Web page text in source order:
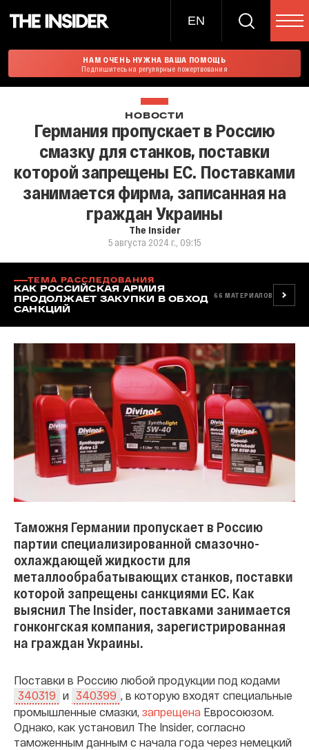
EN
НАМ ОЧЕНЬ НУЖНА ВАША ПОМОЩЬ
Подпишитесь на регулярные пожертвования
НОВОСТИ
Германия пропускает в Россию
смазку для станков, поставки
которой запрещены ЕС. Поставками
занимается фирма, записанная на
граждан Украины
The Insider
5 августа 2024 г., 09:15
ТЕМА РАССЛЕДОВАНИЯ
КАК РОССИЙСКАЯ АРМИЯ
ПРОДОЛЖАЕТ ЗАКУПКИ В ОБХОД
САНКЦИЙ
66 МАТЕРИАЛОВ
Таможня Германии пропускает в Россию
партии специализированной смазочно-
охлаждающей жидкости для
металлообрабатывающих станков, поставки
которой запрещены санкциями ЕС. Как
выяснил The Insider, поставками занимается
гонконгская компания, зарегистрированная
на граждан Украины.
Поставки в Россию любой продукции под кодами
340319 и 340399
, в которую входят специальные
промышленные смазки, запрещена Евросоюзом.
Однако, как установил The Insider, согласно
таможенным данным с начала года через немецкий